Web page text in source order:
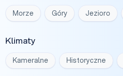
Morze Góry Jezioro
Klimaty
Kameralne Historyczne